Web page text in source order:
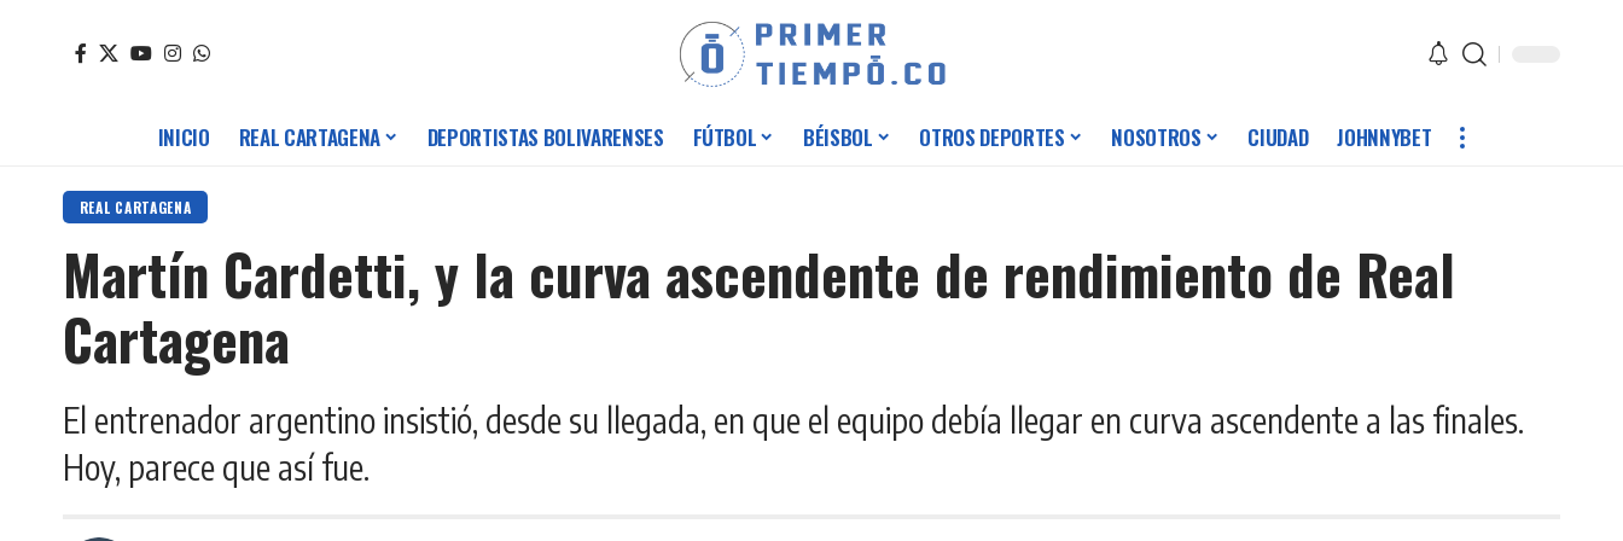
INICIO REAL CARTAGENA DEPORTISTAS BOLIVARENSES FÚTBOL BÉISBOL OTROS DEPORTES NOSOTROS CIUDAD JOHNNYBET
REAL CARTAGENA
Martín Cardetti, y la curva ascendente de rendimiento de Real
Cartagena
El entrenador argentino insistió, desde su llegada, en que el equipo debía llegar en curva ascendente a las finales.
Hoy, parece que así fue.